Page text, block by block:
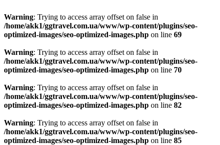
Warning: Trying to access array offset on false in
/home/akk1/ggtravel.com.ua/www/wp-content/plugins/seo-
optimized-images/seo-optimized-images.php on line 69
Warning: Trying to access array offset on false in
/home/akk1/ggtravel.com.ua/www/wp-content/plugins/seo-
optimized-images/seo-optimized-images.php on line 70
Warning: Trying to access array offset on false in
/home/akk1/ggtravel.com.ua/www/wp-content/plugins/seo-
optimized-images/seo-optimized-images.php on line 82
Warning: Trying to access array offset on false in
/home/akk1/ggtravel.com.ua/www/wp-content/plugins/seo-
optimized-images/seo-optimized-images.php on line 85